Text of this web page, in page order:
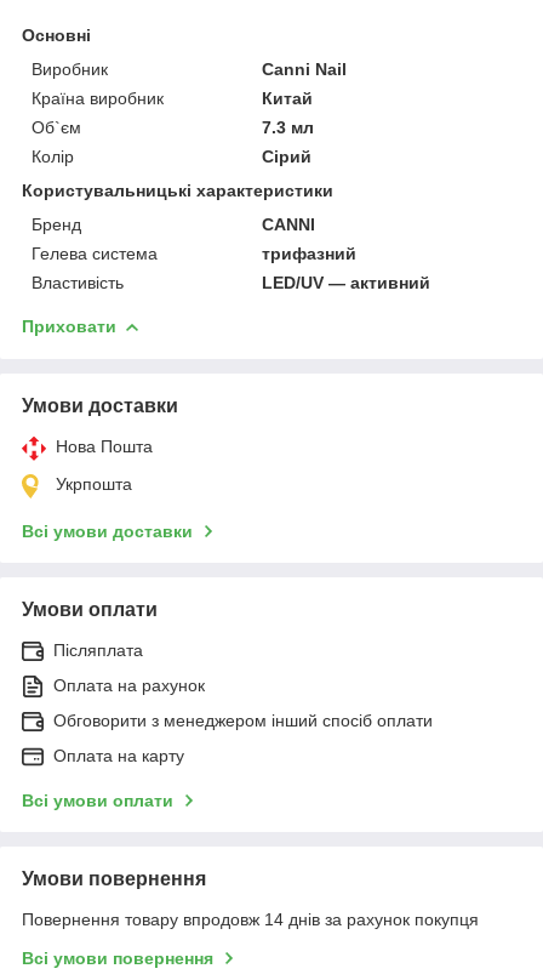
Основні
Виробник
Canni Nail
Країна виробник
Китай
Об`єм
7.3 мл
Колір
Сірий
Користувальницькі характеристики
Бренд
CANNI
Гелева система
трифазний
Властивість
LED/UV — активний
Приховати
Умови доставки
Нова Пошта
Укрпошта
Всі умови доставки
Умови оплати
Післяплата
Оплата на рахунок
Обговорити з менеджером інший спосіб оплати
Оплата на карту
Всі умови оплати
Умови повернення
Повернення товару впродовж 14 днів за рахунок покупця
Всі умови повернення